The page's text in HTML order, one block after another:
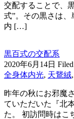
交配することで、
式”。その黒さは
内 […]
黒百式の交配系
2020年6月14日
全身体内光, 天鵞絨,
昨年の秋にお邪魔
ていただいた『北
た。 初訪問時はこ